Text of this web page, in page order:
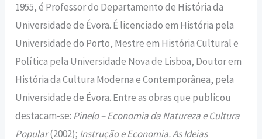
1955, é Professor do Departamento de História da
Universidade de Évora. É licenciado em História pela
Universidade do Porto, Mestre em História Cultural e
Política pela Universidade Nova de Lisboa, Doutor em
História da Cultura Moderna e Contemporânea, pela
Universidade de Évora. Entre as obras que publicou
destacam-se: Pinelo – Economia da Natureza e Cultura
Popular(2002); Instrução e Economia. As Ideias